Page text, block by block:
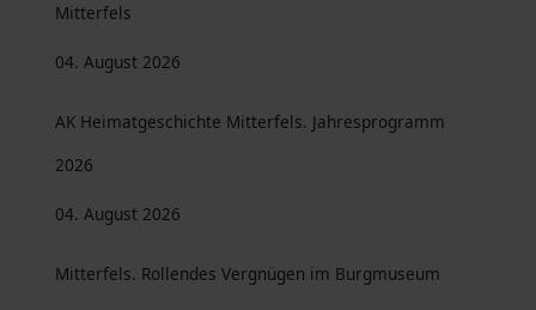
Mitterfels
04. August 2026
AK Heimatgeschichte Mitterfels. Jahresprogramm
2026
04. August 2026
Mitterfels. Rollendes Vergnügen im Burgmuseum